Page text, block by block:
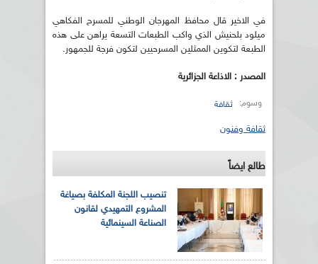
في الاخير قال محافظ المهرجان الوطني للمسرح الفكاهي
ميلود بلحنيش الذي واكب الطبعات التسعة يراهن على هذه
الطبعة لتكوين الممثلين المسرحيين لتكون فرجة للجمهور.
المصدر : الاذاعة الجزائرية
وسوم: ثقافة
ثقافة وفنون
طالع ايضاً
تنصيب اللجنة المكلفة بصياغة
المشروع التمهيدي لقانون
الصناعة السينمائية